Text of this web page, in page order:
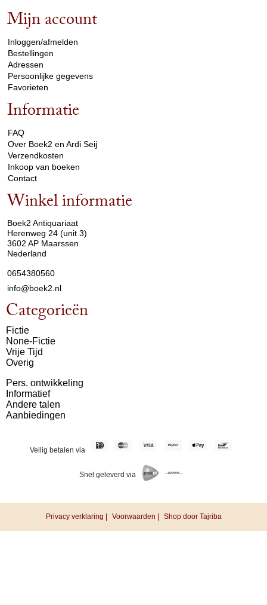
Mijn account
Inloggen/afmelden
Bestellingen
Adressen
Persoonlijke gegevens
Favorieten
Informatie
FAQ
Over Boek2 en Ardi Seij
Verzendkosten
Inkoop van boeken
Contact
Winkel informatie
Boek2 Antiquariaat
Herenweg 24 (unit 3)
3602 AP Maarssen
Nederland
0654380560
info@boek2.nl
Categorieën
Fictie
None-Fictie
Vrije Tijd
Overig
Pers. ontwikkeling
Informatief
Andere talen
Aanbiedingen
Veilig betalen via
Snel geleverd via
Privacy verklaring | Voorwaarden | Shop door Tajriba